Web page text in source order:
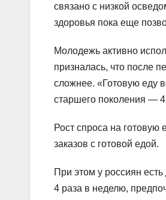
связано с низкой
здоровья пока еще
Молодежь активно
призналась, что после
сложнее. «Готовую еду
старшего поколения —
Рост спроса на
заказов с готовой едой.
При этом у россиян
4 раза в неделю,